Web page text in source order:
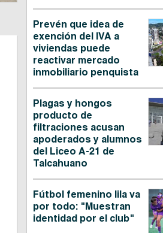
Prevén que idea de
exención del IVA a
viviendas puede
reactivar mercado
inmobiliario penquista
Plagas y hongos
producto de
filtraciones acusan
apoderados y alumnos
del Liceo A-21 de
Talcahuano
Fútbol femenino lila va
por todo: "Muestran
identidad por el club"